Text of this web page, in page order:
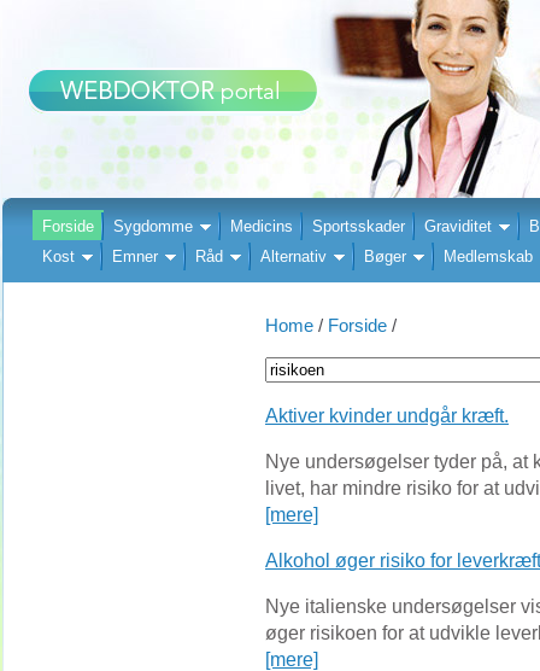
Forside Sygdomme Medicins Sportsskader Graviditet
Kost
Emner Råd Alternativ Bøger Medlemskab
Home / Forside /
Aktiver kvinder undgår kræft.
Nye undersøgelser tyder på, at
livet, har mindre risiko for at
[mere]
Alkohol øger risiko for
Nye italienske undersøgelser
øger risikoen for at udvikle
[mere]